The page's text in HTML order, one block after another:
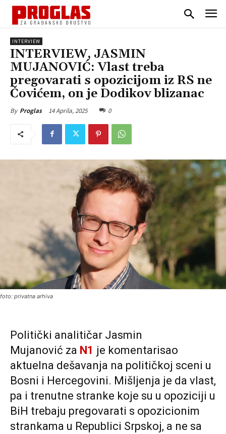
INTERVIEW
INTERVIEW, JASMIN
MUJANOVIĆ: Vlast treba
pregovarati s opozicijom iz RS ne
Čovićem, on je Dodikov blizanac
By Proglas 14 Aprila, 2025 0
foto: privatna arhiva
Politički analitičar Jasmin
Mujanović za N1 je komentarisao
aktuelna dešavanja na političkoj sceni u
Bosni i Hercegovini. Mišljenja je da vlast,
pa i trenutne stranke koje su u opoziciji u
BiH trebaju pregovarati s opozicionim
strankama u Republici Srpskoj, a ne sa